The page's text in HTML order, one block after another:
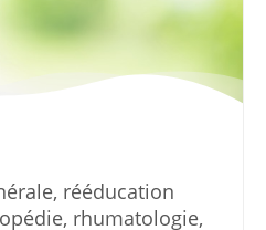
rééducation
rhumatologie,